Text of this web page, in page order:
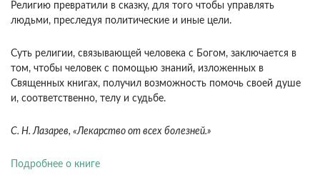
Религию превратили в сказку, для того чтобы управлять
людьми, преследуя политические и иные цели.
Суть религии, связывающей человека с Богом, заключается в
том, чтобы человек с помощью знаний, изложенных в
Священных книгах, получил возможность помочь своей душе
и, соответственно, телу и судьбе.
С. Н. Лазарев, «Лекарство от всех болезней.»
Подробнее о книге